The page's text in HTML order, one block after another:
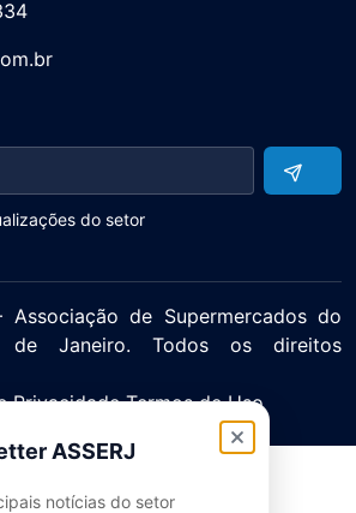
ASSERJ
notícias do setor
do setor
de Supermercados do
Janeiro. Todos os direitos
Privacidade Termos de Uso